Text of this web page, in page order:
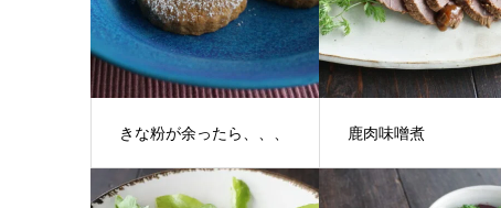
きな粉が余ったら、、、 鹿肉味噌煮